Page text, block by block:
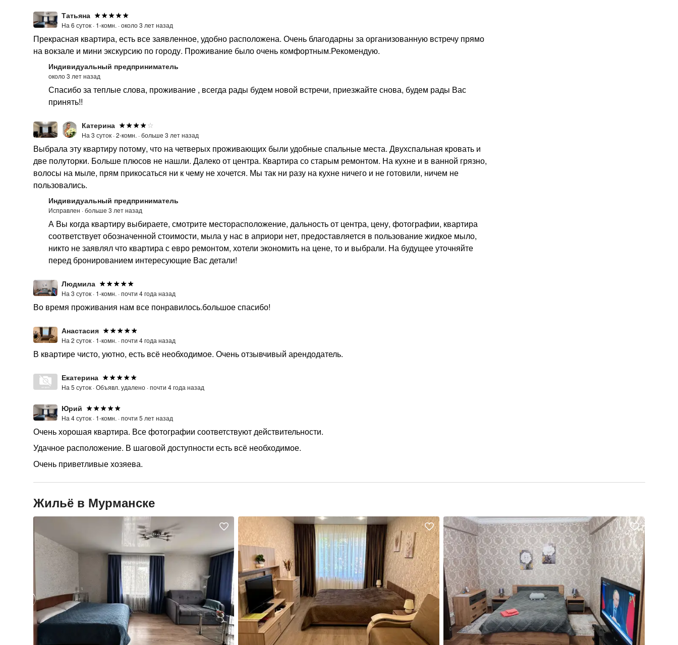
Татьяна
На 6 суток · 1-комн. ·около 3 лет назад
Прекрасная квартира, есть все заявленное, удобно расположена. Очень благодарны за организованную встречу прямо
на вокзале и мини экскурсию по городу. Проживание было очень комфортным.Рекомендую.
Индивидуальный предприниматель
около 3 лет назад
Спасибо за теплые слова, проживание , всегда рады будем новой встречи, приезжайте снова, будем рады Вас
принять!!
Катерина
На 3 суток ·2-комн. ·больше 3 лет назад
Выбрала эту квартиру потому, что на четверых проживающих были удобные спальные места. Двухспальная кровать и
две полуторки. Больше плюсов не нашли. Далеко от центра. Квартира со старым ремонтом. На кухне и в ванной грязно,
волосы на мыле, прям прикосаться ни к чему не хочется. Мы так ни разу на кухне ничего и не готовили, ничем не
пользовались.
Индивидуальный предприниматель
Исправлен ·больше 3 лет назад
А Вы когда квартиру выбираете, смотрите месторасположение, дальность от центра, цену, фотографии, квартира
соответствует обозначенной стоимости, мыла у нас в априори нет, предоставляется в пользование жидкое мыло,
никто не заявлял что квартира с евро ремонтом, хотели экономить на цене, то и выбрали. На будущее уточняйте
перед бронированием интересующие Вас детали!
Людмила
На 3 суток · 1-комн. ·почти 4 года назад
Во время проживания нам все понравилось.большое спасибо!
Анастасия
На 2 суток · 1-комн. ·почти 4 года назад
В квартире чисто, уютно, есть всё необходимое. Очень отзывчивый арендодатель.
Екатерина
На 5 суток ·Объявл. удалено ·почти 4 года назад
Юрий
На 4 суток · 1-комн. ·почти 5 лет назад
Очень хорошая квартира. Все фотографии соответствуют действительности.
Удачное расположение. В шаговой доступности есть всё необходимое.
Очень приветливые хозяева.
Жильё в Мурманске